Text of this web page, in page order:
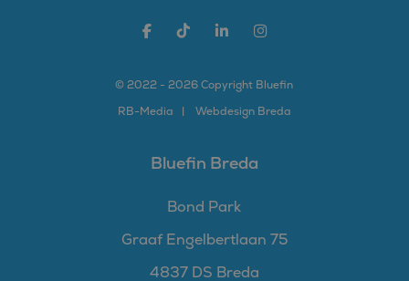
© 2022 - 2026 Copyright Bluefin
RB-Media Webdesign Breda
Bluefin Breda
Bond Park
Graaf Engelbertlaan 75
4837 DS Breda